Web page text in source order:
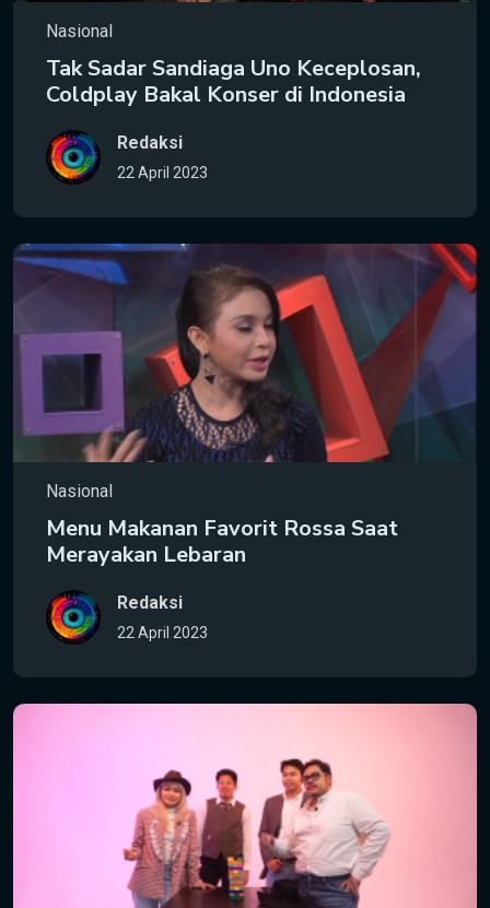
Nasional
Tak Sadar Sandiaga Uno Keceplosan,
Coldplay Bakal Konser di Indonesia
Redaksi
22 April 2023
Nasional
Menu Makanan Favorit Rossa Saat
Merayakan Lebaran
Redaksi
22 April 2023